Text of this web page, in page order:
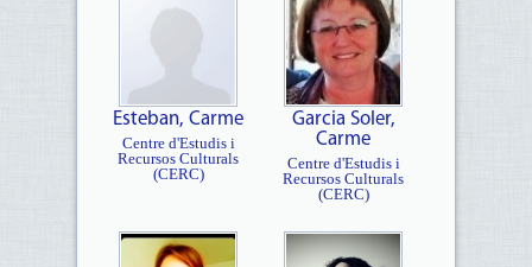
Esteban, Carme
Centre d'Estudis i
Recursos Culturals
(CERC)
Garcia Soler,
Carme
Centre d'Estudis i
Recursos Culturals
(CERC)